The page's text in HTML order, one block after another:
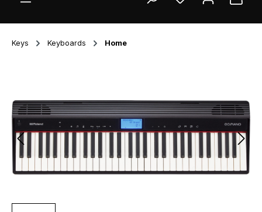
Keys Keyboards Home